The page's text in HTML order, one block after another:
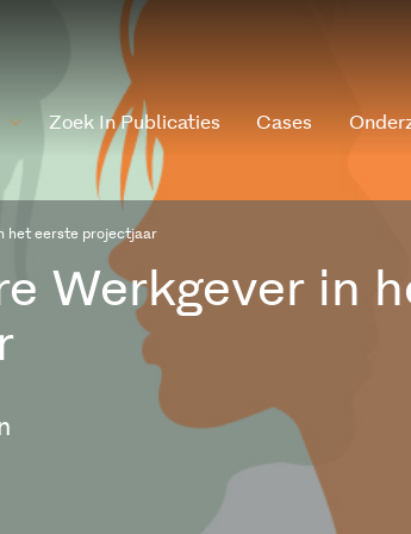
Zoek In Publicaties Cases
het eerste projectjaar
Werkgever in